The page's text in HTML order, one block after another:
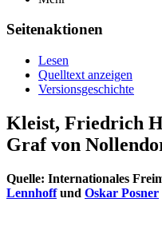
Seitenaktionen
Lesen
Quelltext anzeigen
Versionsgeschichte
Kleist, Friedrich
Graf von
Quelle: Internationales
Lennhoffund Oskar Posner